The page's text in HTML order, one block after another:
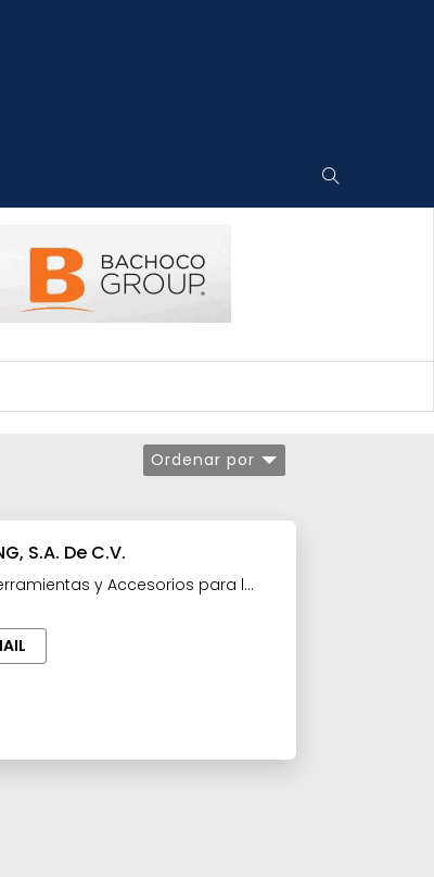
Ordenar por
S.A. De C.V.
y Accesorios para la
para la Industria